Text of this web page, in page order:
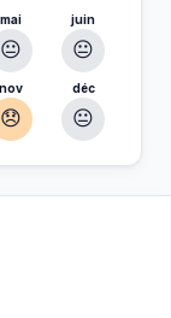
mai
😐
juin
😐
nov
😞
déc
😐